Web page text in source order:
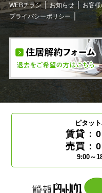
WEBチラシ
お知らせ お客
プライバシーポリシー
ピタッ
賃貸：
売買：
9:00～